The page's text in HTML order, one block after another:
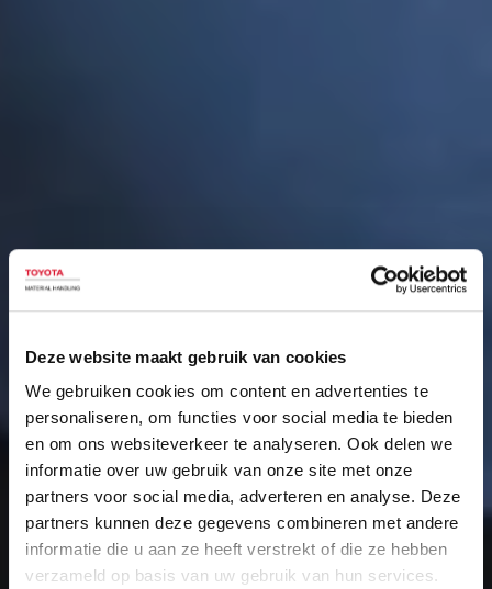
Deze website maakt gebruik van cookies
We gebruiken cookies om content en advertenties te
personaliseren, om functies voor social media te bieden
en om ons websiteverkeer te analyseren. Ook delen we
informatie over uw gebruik van onze site met onze
partners voor social media, adverteren en analyse. Deze
partners kunnen deze gegevens combineren met andere
informatie die u aan ze heeft verstrekt of die ze hebben
verzameld op basis van uw gebruik van hun services.